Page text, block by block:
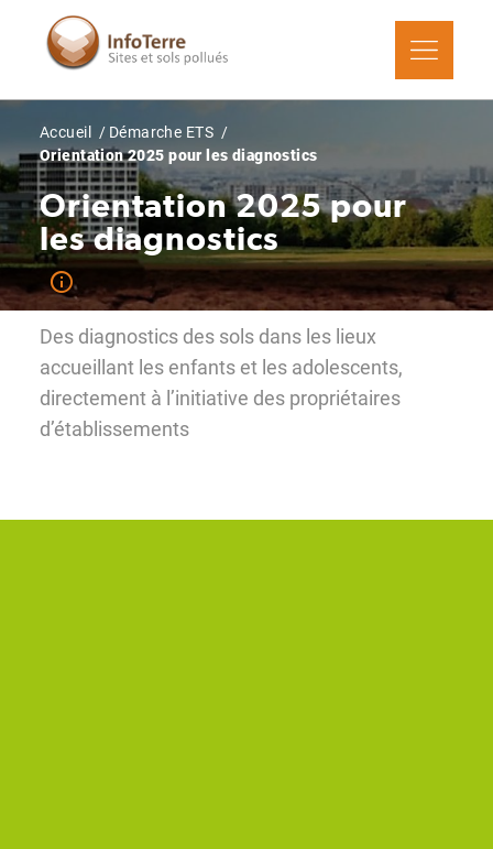
contenu
Fil
d'Ariane
Accueil
Démarche ETS
Orientation 2025 pour les diagnostics
Orientation 2025 pour
les diagnostics
Des diagnostics des sols dans les lieux
accueillant les enfants et les adolescents,
directement à l’initiative des propriétaires
d’établissements